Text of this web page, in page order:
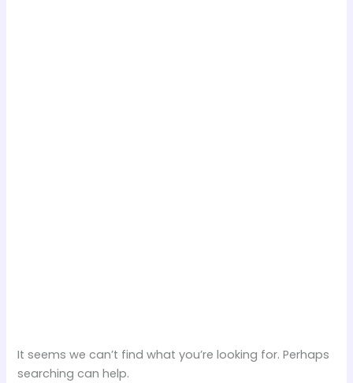
It seems we can’t find what you’re looking for. Perhaps
searching can help.